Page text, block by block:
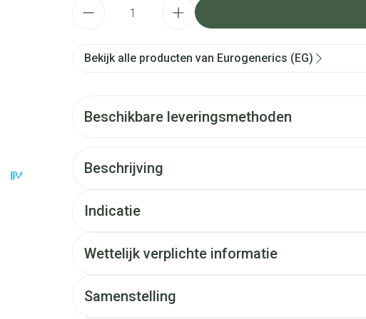
Bekijk alle producten van Eurogenerics (EG)
Beschikbare leveringsmethoden
Beschrijving
Indicatie
Wettelijk verplichte informatie
Samenstelling